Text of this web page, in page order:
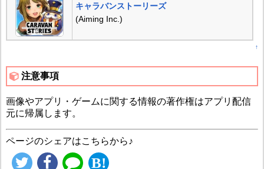
キャラバンストーリーズ
(Aiming Inc.)
↑
注意事項
画像やアプリ・ゲームに関する情報の著作権はアプリ配信
元に帰属します。
ページのシェアはこちらから♪